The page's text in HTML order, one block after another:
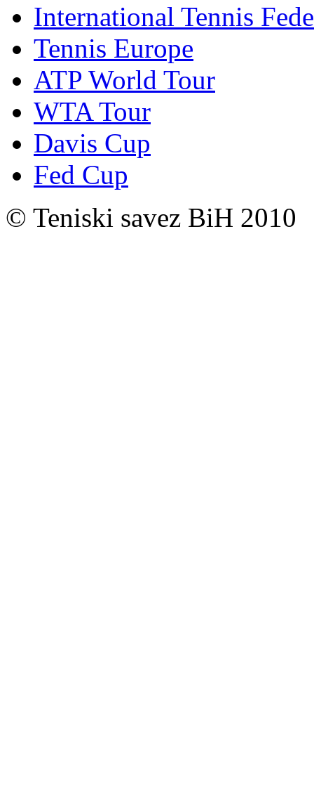
International Tennis
Tennis Europe
ATP World Tour
WTA Tour
Davis Cup
Fed Cup
© Teniski savez BiH 2010